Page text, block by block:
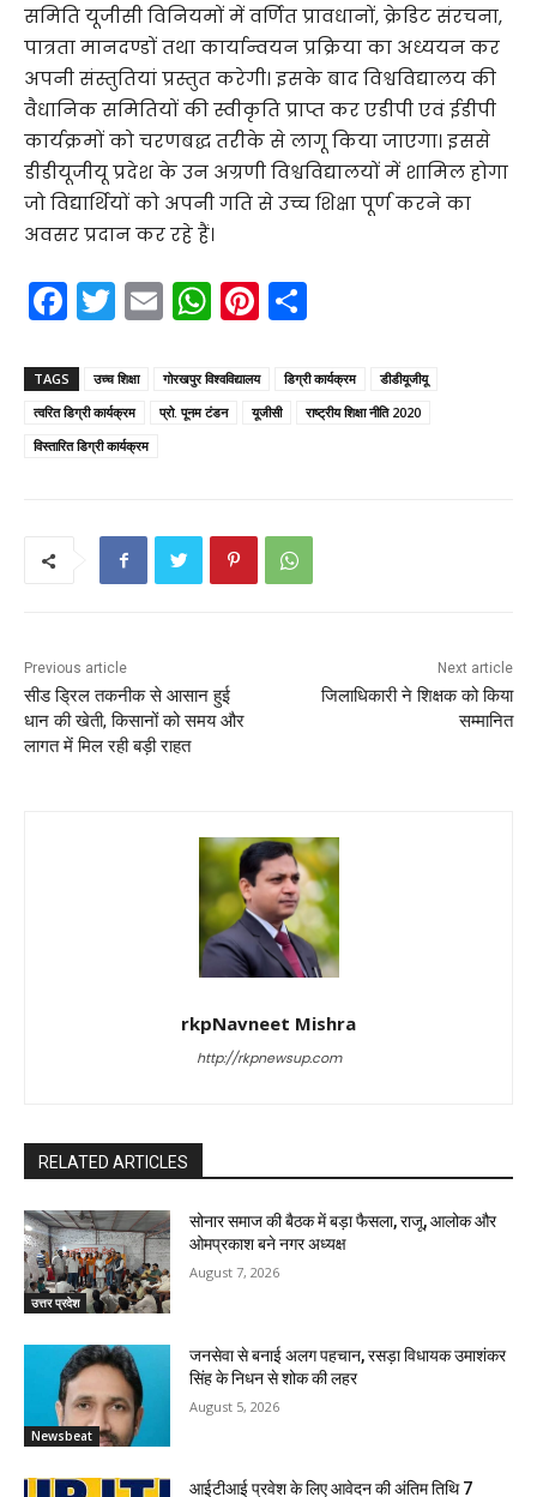
समिति यूजीसी विनियमों में वर्णित प्रावधानों, क्रेडिट संरचना,
पात्रता मानदण्डों तथा कार्यान्वयन प्रक्रिया का अध्ययन कर
अपनी संस्तुतियां प्रस्तुत करेगी। इसके बाद विश्वविद्यालय की
वैधानिक समितियों की स्वीकृति प्राप्त कर एडीपी एवं ईडीपी
कार्यक्रमों को चरणबद्ध तरीके से लागू किया जाएगा। इससे
डीडीयूजीयू प्रदेश के उन अग्रणी विश्वविद्यालयों में शामिल होगा
जो विद्यार्थियों को अपनी गति से उच्च शिक्षा पूर्ण करने का
अवसर प्रदान कर रहे हैं।
F
a
c
e
b
T
w
itt
er
E
m
ai
l
W
h
a
ts
p
Pi
nt
er
e
ar
e
TAGS उच्च शिक्षा गोरखपुर विश्वविद्यालय डिग्री कार्यक्रम
डीडीयूजीयू
त्वरित डिग्री कार्यक्रम
प्रो. पूनम टंडन यूजीसी
राष्ट्रीय शिक्षा नीति 2020
विस्तारित डिग्री कार्यक्रम
Previous article
सीड ड्रिल तकनीक से आसान हुई
धान की खेती, किसानों को समय और
लागत में मिल रही बड़ी राहत
Next article
जिलाधिकारी ने शिक्षक को किया
सम्मानित
rkpNavneet Mishra
http://rkpnewsup.com
RELATED ARTICLES
उत्तर प्रदेश
सोनार समाज की बैठक में बड़ा फैसला, राजू, आलोक और
ओमप्रकाश बने नगर अध्यक्ष
August 7, 2026
Newsbeat
जनसेवा से बनाई अलग पहचान, रसड़ा विधायक उमाशंकर
सिंह के निधन से शोक की लहर
August 5, 2026
आईटीआई प्रवेश के लिए आवेदन की अंतिम तिथि 7